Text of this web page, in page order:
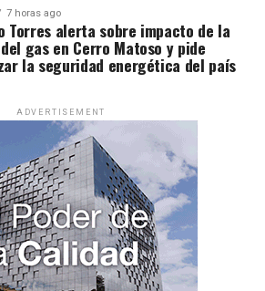
7 horas ago
Torres alerta sobre impacto de la
gas en Cerro Matoso y pide
la seguridad energética del país
ADVERTISEMENT